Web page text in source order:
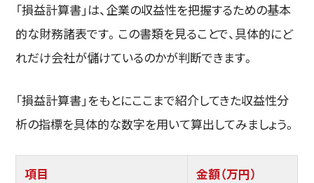
「損益計算書」は、企業の収益性を把握するための基本
的な財務諸表です。この書類を見ることで、具体的にど
れだけ会社が儲けているのかが判断できます。
「損益計算書」をもとにここまで紹介してきた収益性分
析の指標を具体的な数字を用いて算出してみましょう。
項目 金額（万円）